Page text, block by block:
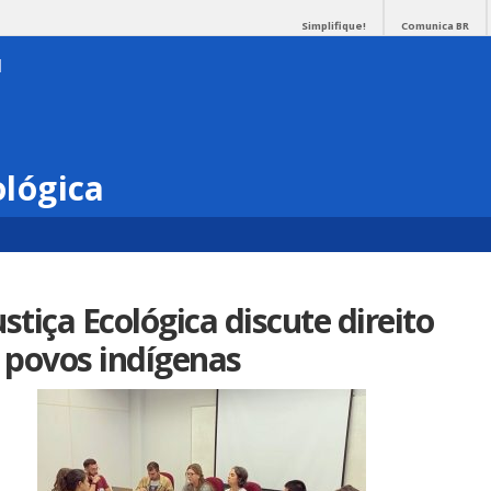
Simplifique! Comunica BR
Ecológica discute direito
indígenas